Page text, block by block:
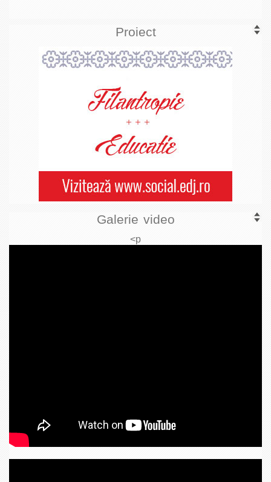
Proiect
Galerie video
<p